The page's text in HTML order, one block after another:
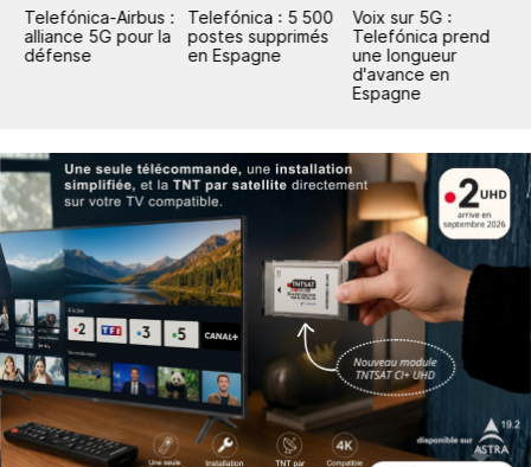
Telefónica-Airbus :
alliance 5G pour la
défense
Telefónica : 5 500
postes supprimés
en Espagne
Voix sur 5G :
Telefónica prend
une longueur
d'avance en
Espagne